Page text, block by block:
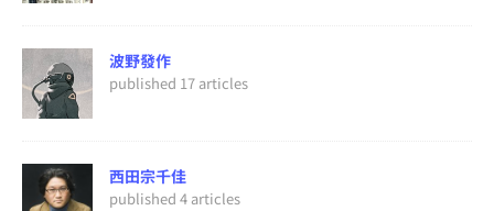
波野發作
published 17 articles
西田宗千佳
published 4 articles